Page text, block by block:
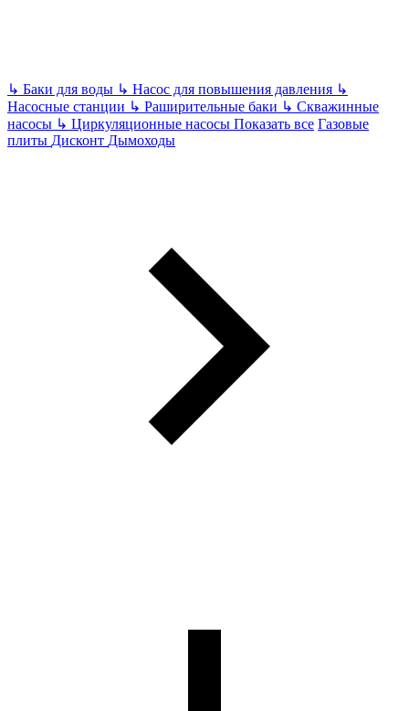
↳ Баки для воды ↳ Насос для повышения давления ↳
Насосные станции ↳ Раширительные баки ↳ Скважинные
насосы ↳ Циркуляционные насосы Показать все Газовые
плиты Дисконт Дымоходы